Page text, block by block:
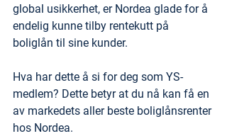
global usikkerhet, er Nordea glade for å
endelig kunne tilby rentekutt på
boliglån til sine kunder.
Hva har dette å si for deg som YS-
medlem? Dette betyr at du nå kan få en
av markedets aller beste boliglånsrenter
hos Nordea.